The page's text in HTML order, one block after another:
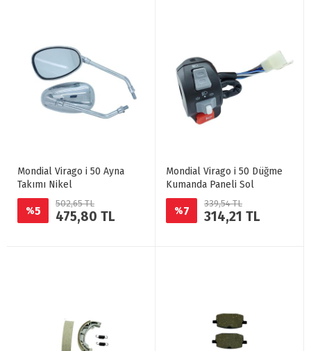
Mondial Virago i 50 Ayna
Takımı Nikel
%5
502,65 TL
475,80 TL
Mondial Virago i 50 Düğme
Kumanda Paneli Sol
%7
339,54 TL
314,21 TL